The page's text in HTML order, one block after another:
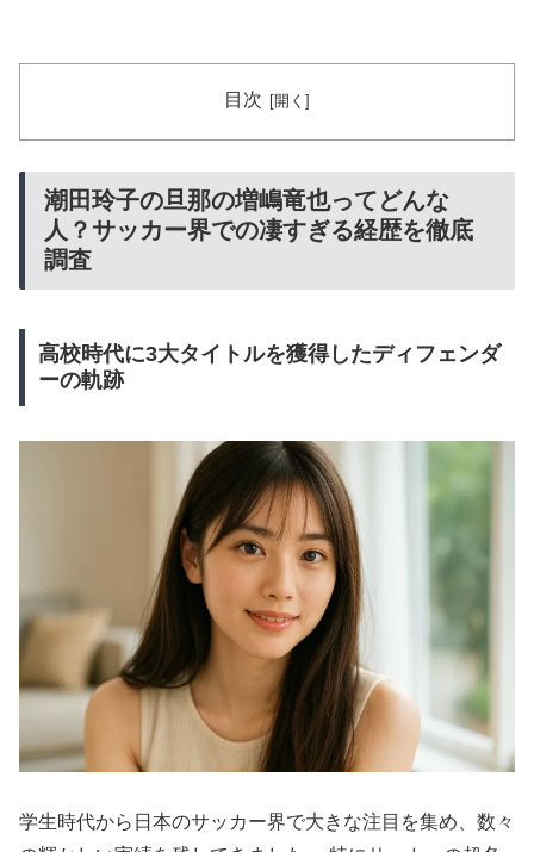
目次
潮田玲子の旦那の増嶋竜也ってどんな
人？サッカー界での凄すぎる経歴を徹底
調査
高校時代に3大タイトルを獲得したディフェンダ
ーの軌跡
学生時代から日本のサッカー界で大きな注目を集め、数々